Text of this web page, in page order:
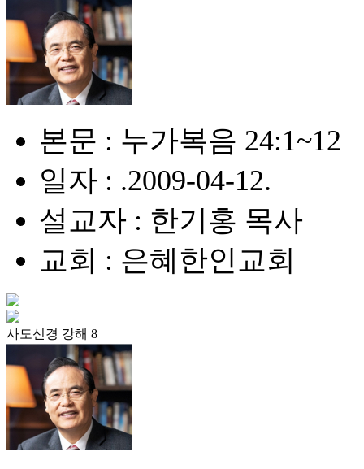
본문 : 누가복음 24:1~12
일자 : .2009-04-12.
설교자 : 한기홍 목사
교회 : 은혜한인교회
사도신경 강해 8